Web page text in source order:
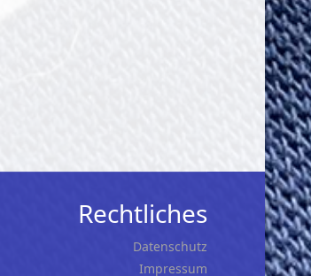
Rechtliches
Datenschutz
Impressum